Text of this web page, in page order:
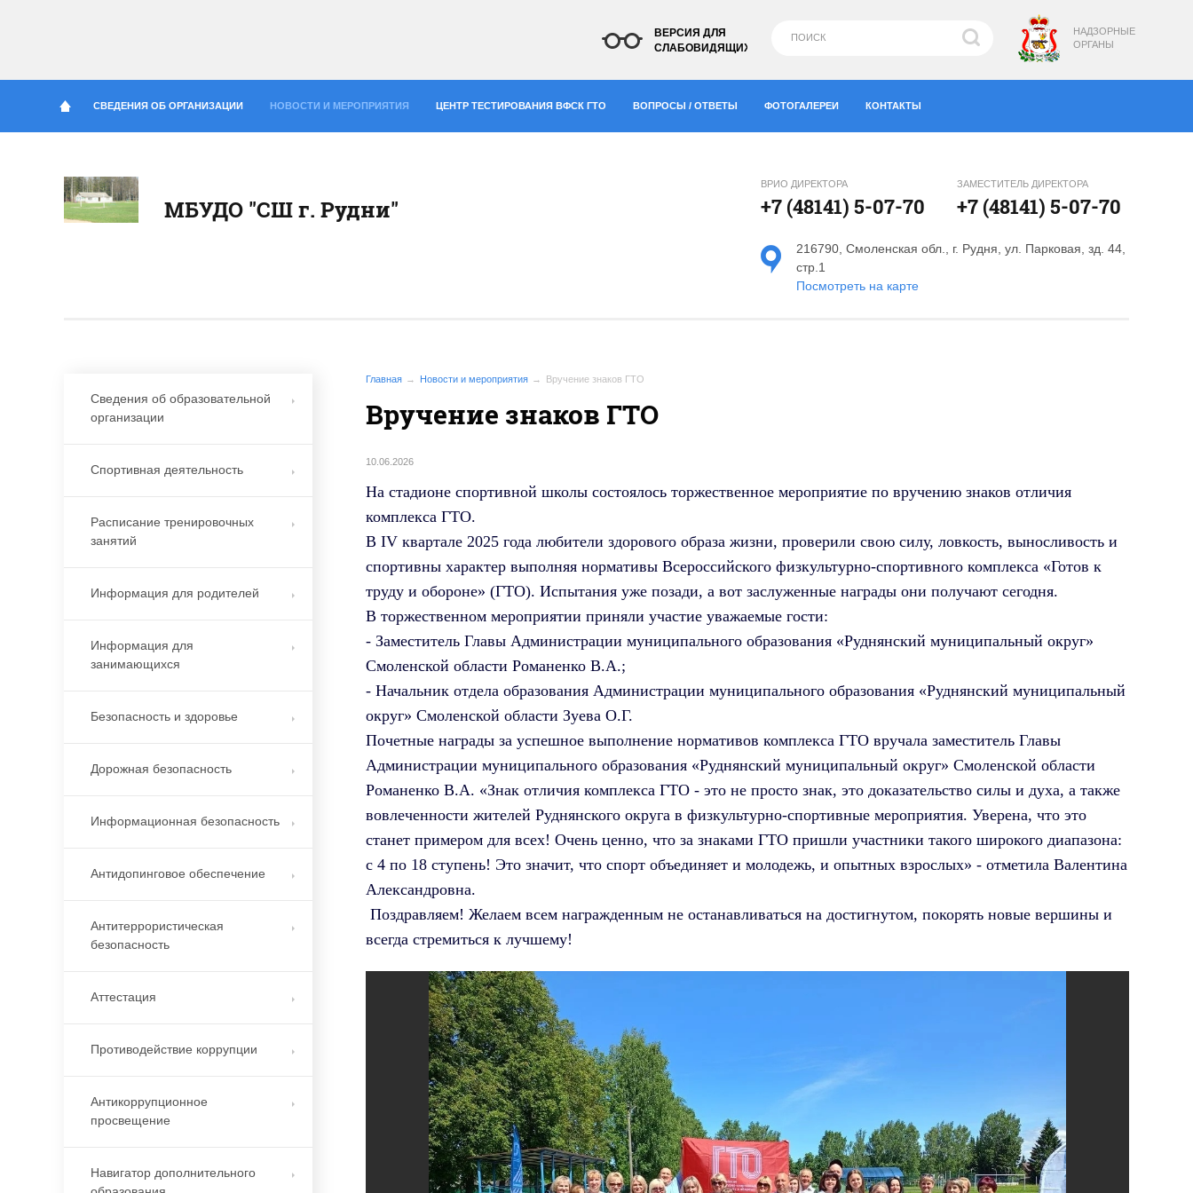
НАДЗОРНЫЕ
ОРГАНЫ
ВЕРСИЯ ДЛЯ
СЛАБОВИДЯЩИХ
СВЕДЕНИЯ ОБ ОРГАНИЗАЦИИ НОВОСТИ И МЕРОПРИЯТИЯ ЦЕНТР ТЕСТИРОВАНИЯ ВФСК ГТО ВОПРОСЫ / ОТВЕТЫ ФОТОГАЛЕРЕИ КОНТАКТЫ
МБУДО "СШ г. Рудни"
ВРИО ДИРЕКТОРА
+7 (48141) 5-07-70
ЗАМЕСТИТЕЛЬ ДИРЕКТОРА
+7 (48141) 5-07-70
216790, Смоленская обл., г. Рудня, ул. Парковая, зд. 44,
стр.1
Посмотреть на карте
Главная Новости и мероприятия Вручение знаков ГТО
Вручение знаков ГТО
10.06.2026
На стадионе спортивной школы состоялось торжественное мероприятие по вручению знаков отличия
комплекса ГТО.
В IV квартале 2025 года любители здорового образа жизни, проверили свою силу, ловкость, выносливость и
спортивны характер выполняя нормативы Всероссийского физкультурно-спортивного комплекса «Готов к
труду и обороне» (ГТО). Испытания уже позади, а вот заслуженные награды они получают сегодня.
В торжественном мероприятии приняли участие уважаемые гости:
- Заместитель Главы Администрации муниципального образования «Руднянский муниципальный округ»
Смоленской области Романенко В.А.;
- Начальник отдела образования Администрации муниципального образования «Руднянский муниципальный
округ» Смоленской области Зуева О.Г.
Почетные награды за успешное выполнение нормативов комплекса ГТО вручала заместитель Главы
Администрации муниципального образования «Руднянский муниципальный округ» Смоленской области
Романенко В.А. «Знак отличия комплекса ГТО - это не просто знак, это доказательство силы и духа, а также
вовлеченности жителей Руднянского округа в физкультурно-спортивные мероприятия. Уверена, что это
станет примером для всех! Очень ценно, что за знаками ГТО пришли участники такого широкого диапазона:
с 4 по 18 ступень! Это значит, что спорт объединяет и молодежь, и опытных взрослых» - отметила Валентина
Александровна.
Поздравляем! Желаем всем награжденным не останавливаться на достигнутом, покорять новые вершины и
всегда стремиться к лучшему!
Сведения об образовательной
организации
Спортивная деятельность
Расписание тренировочных
занятий
Информация для родителей
Информация для
занимающихся
Безопасность и здоровье
Дорожная безопасность
Информационная безопасность
Антидопинговое обеспечение
Антитеррористическая
безопасность
Аттестация
Противодействие коррупции
Антикоррупционное
просвещение
Навигатор дополнительного